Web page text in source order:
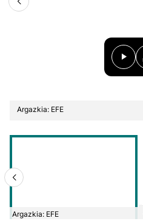
Argazkia: EFE
Argazkia: EFE